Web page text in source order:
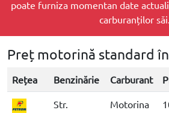
poate furniza momentan date
carburanților săi.
Preț motorină standard
Rețea Benzinărie Carburant
Str.
Motorina